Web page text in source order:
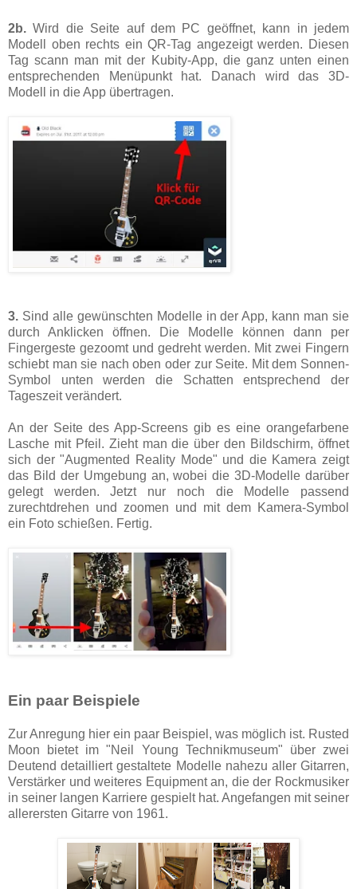
2b. Wird die Seite auf dem PC geöffnet, kann in jedem
Modell oben rechts ein QR-Tag angezeigt werden. Diesen
Tag scann man mit der Kubity-App, die ganz unten einen
entsprechenden Menüpunkt hat. Danach wird das 3D-
Modell in die App übertragen.
3. Sind alle gewünschten Modelle in der App, kann man sie
durch Anklicken öffnen. Die Modelle können dann per
Fingergeste gezoomt und gedreht werden. Mit zwei Fingern
schiebt man sie nach oben oder zur Seite. Mit dem Sonnen-
Symbol unten werden die Schatten entsprechend der
Tageszeit verändert.
An der Seite des App-Screens gib es eine orangefarbene
Lasche mit Pfeil. Zieht man die über den Bildschirm, öffnet
sich der "Augmented Reality Mode" und die Kamera zeigt
das Bild der Umgebung an, wobei die 3D-Modelle darüber
gelegt werden. Jetzt nur noch die Modelle passend
zurechtdrehen und zoomen und mit dem Kamera-Symbol
ein Foto schießen. Fertig.
Ein paar Beispiele
Zur Anregung hier ein paar Beispiel, was möglich ist. Rusted
Moon bietet im "Neil Young Technikmuseum" über zwei
Deutend detailliert gestaltete Modelle nahezu aller Gitarren,
Verstärker und weiteres Equipment an, die der Rockmusiker
in seiner langen Karriere gespielt hat. Angefangen mit seiner
allerersten Gitarre von 1961.